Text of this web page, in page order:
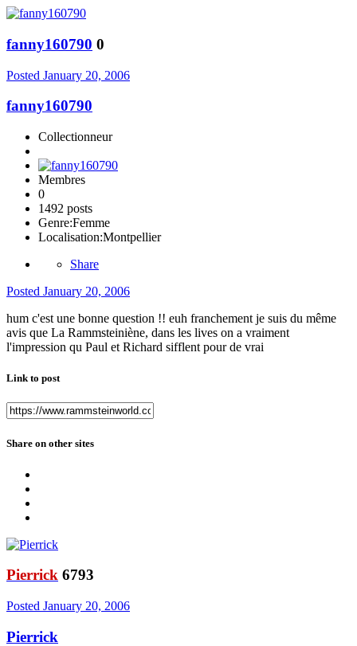
fanny160790 0
Posted January 20, 2006
fanny160790
Collectionneur
Membres
0
1492 posts
Genre:Femme
Localisation:Montpellier
Share
Posted January 20, 2006
hum c'est une bonne question !! euh franchement je suis du même
avis que La Rammsteiniène, dans les lives on a vraiment
l'impression qu Paul et Richard sifflent pour de vrai
Link to post
Share on other sites
Pierrick 6793
Posted January 20, 2006
Pierrick